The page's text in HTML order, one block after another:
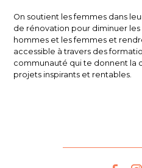
On soutient les femmes dans
de rénovation pour diminuer
hommes et les femmes et
accessible à travers des
communauté qui te donnent la
projets inspirants et rentables.